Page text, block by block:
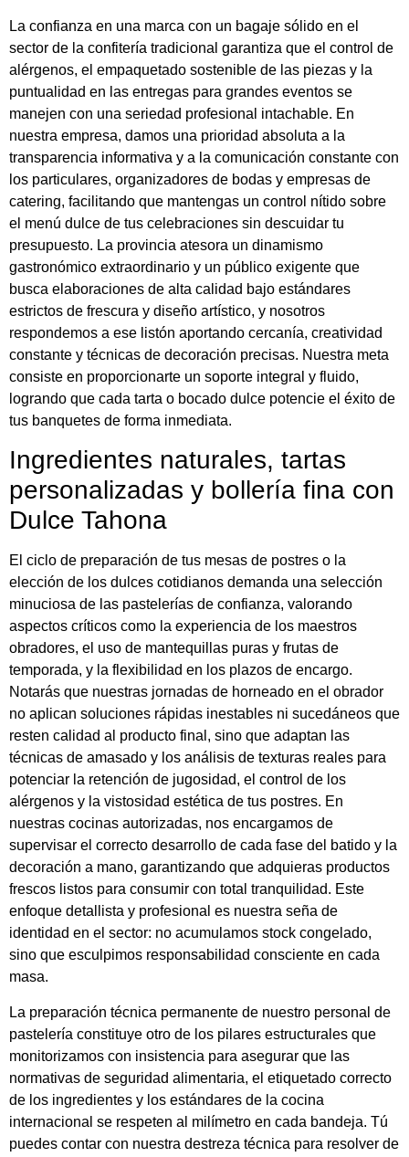
La confianza en una marca con un bagaje sólido en el
sector de la confitería tradicional garantiza que el control de
alérgenos, el empaquetado sostenible de las piezas y la
puntualidad en las entregas para grandes eventos se
manejen con una seriedad profesional intachable. En
nuestra empresa, damos una prioridad absoluta a la
transparencia informativa y a la comunicación constante con
los particulares, organizadores de bodas y empresas de
catering, facilitando que mantengas un control nítido sobre
el menú dulce de tus celebraciones sin descuidar tu
presupuesto. La provincia atesora un dinamismo
gastronómico extraordinario y un público exigente que
busca elaboraciones de alta calidad bajo estándares
estrictos de frescura y diseño artístico, y nosotros
respondemos a ese listón aportando cercanía, creatividad
constante y técnicas de decoración precisas. Nuestra meta
consiste en proporcionarte un soporte integral y fluido,
logrando que cada tarta o bocado dulce potencie el éxito de
tus banquetes de forma inmediata.
Ingredientes naturales, tartas
personalizadas y bollería fina con
Dulce Tahona
El ciclo de preparación de tus mesas de postres o la
elección de los dulces cotidianos demanda una selección
minuciosa de las pastelerías de confianza, valorando
aspectos críticos como la experiencia de los maestros
obradores, el uso de mantequillas puras y frutas de
temporada, y la flexibilidad en los plazos de encargo.
Notarás que nuestras jornadas de horneado en el obrador
no aplican soluciones rápidas inestables ni sucedáneos que
resten calidad al producto final, sino que adaptan las
técnicas de amasado y los análisis de texturas reales para
potenciar la retención de jugosidad, el control de los
alérgenos y la vistosidad estética de tus postres. En
nuestras cocinas autorizadas, nos encargamos de
supervisar el correcto desarrollo de cada fase del batido y la
decoración a mano, garantizando que adquieras productos
frescos listos para consumir con total tranquilidad. Este
enfoque detallista y profesional es nuestra seña de
identidad en el sector: no acumulamos stock congelado,
sino que esculpimos responsabilidad consciente en cada
masa.
La preparación técnica permanente de nuestro personal de
pastelería constituye otro de los pilares estructurales que
monitorizamos con insistencia para asegurar que las
normativas de seguridad alimentaria, el etiquetado correcto
de los ingredientes y los estándares de la cocina
internacional se respeten al milímetro en cada bandeja. Tú
puedes contar con nuestra destreza técnica para resolver de